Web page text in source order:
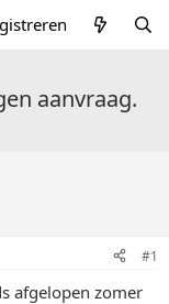
aanvraag.
#1
afgelopen zomer